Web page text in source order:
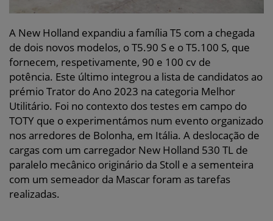
A New Holland expandiu a família T5 com a chegada
de dois novos modelos, o T5.90 S e o T5.100 S, que
fornecem, respetivamente, 90 e 100 cv de
potência. Este último integrou a lista de candidatos ao
prémio Trator do Ano 2023 na categoria Melhor
Utilitário. Foi no contexto dos testes em campo do
TOTY que o experimentámos num evento organizado
nos arredores de Bolonha, em Itália. A deslocação de
cargas com um carregador New Holland 530 TL de
paralelo mecânico originário da Stoll e a sementeira
com um semeador da Mascar foram as tarefas
realizadas.